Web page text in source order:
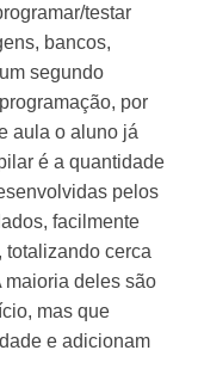
testar
bancos,
segundo
por
aula o aluno já
é a quantidade
pelos
facilmente
totalizando cerca
maioria deles são
mas que
e adicionam